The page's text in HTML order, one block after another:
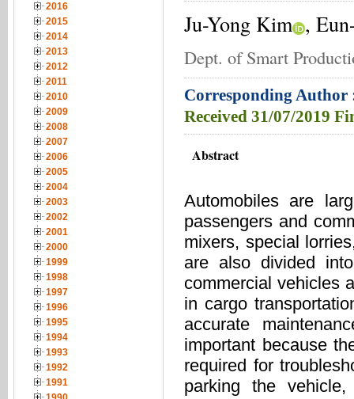
2016
2015
2014
2013
2012
2011
2010
2009
2008
2007
2006
2005
2004
2003
2002
2001
2000
1999
1998
1997
1996
1995
1994
1993
1992
1991
Ju-Yong Kim ,
Dept. of Smart
Corresponding
Received 31/07/2019
Abstract
Automobiles are
passengers and
mixers, special
are also divided
commercial vehicles
in cargo
accurate
important because
required for
parking the